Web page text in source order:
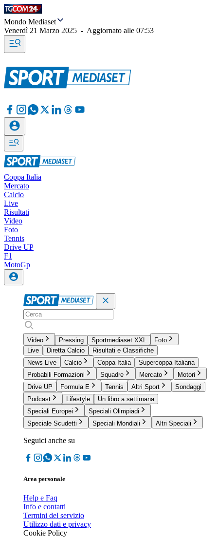
Mondo Mediaset
Venerdì 21 Marzo 2025 - Aggiornato alle 07:53
Coppa Italia
Mercato
Calcio
Live
Risultati
Video
Foto
Tennis
Drive UP
F1
MotoGp
Video Pressing Sportmediaset XXL
Foto
Live
Diretta Calcio
Risultati e Classifiche
News Live
Calcio Coppa Italia
Supercoppa Italiana
Probabili Formazioni
Squadre Mercato
Motori
Drive UP
Formula E Tennis Altri Sport
Sondaggi
Podcast
Lifestyle
Un libro a settimana
Speciali Europei
Speciali Olimpiadi
Speciale Scudetti
Speciali Mondiali Altri Speciali
Seguici anche su
Area personale
Help e Faq
Info e contatti
Termini del servizio
Utilizzo dati e privacy
Cookie Policy